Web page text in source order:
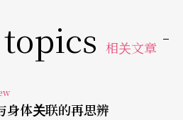
相关文章
身体关联的再思辨